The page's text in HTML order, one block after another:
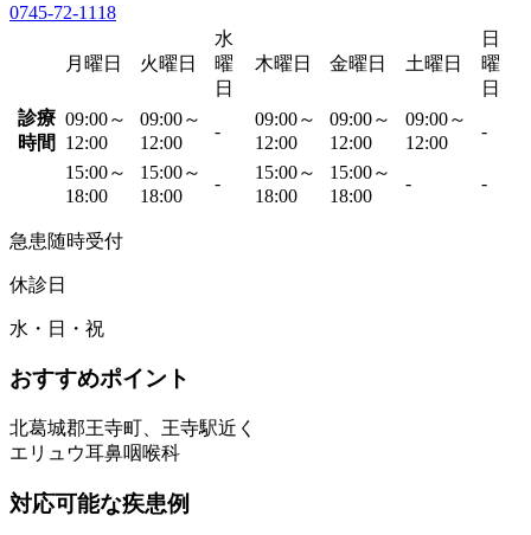
0745-72-1118
月曜日 火曜日
水
曜
日
木曜日 金曜日 土曜日
日
曜
日
診療
時間
09:00～
12:00
09:00～
12:00
-
09:00～
12:00
09:00～
12:00
09:00～
12:00
-
15:00～
18:00
15:00～
18:00
-
15:00～
18:00
15:00～
18:00
- -
急患随時受付
休診日
水・日・祝
おすすめポイント
北葛城郡王寺町、王寺駅近く
エリュウ耳鼻咽喉科
対応可能な疾患例